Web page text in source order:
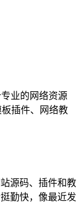
业的网络资源
插件、网络教
源码、插件和教
勤快，像最近发